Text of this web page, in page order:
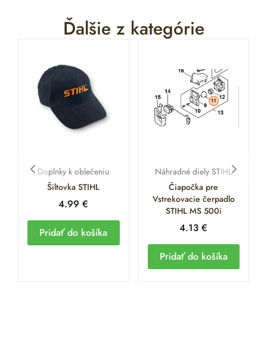
Ďalšie z kategórie
Doplnky k oblečeniu
Šiltovka STIHL
4.99€
Pridať do košíka
Náhradné diely STIHL
Čiapočka pre
Vstrekovacie čerpadlo
STIHL MS 500i
4.13€
Pridať do košíka